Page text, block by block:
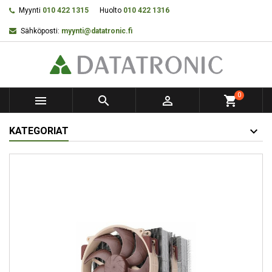
Myynti 010 422 1315 Huolto 010 422 1316
Sähköposti: myynti@datatronic.fi
   shopping_cart0
KATEGORIAT